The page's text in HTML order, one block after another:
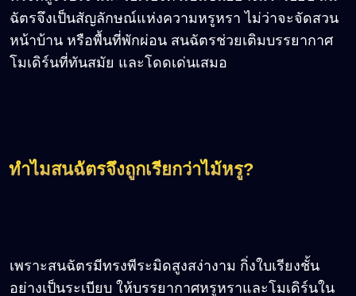
ฉัตรจึงเป็นสัญลักษณ์แห่งความหรูหรา ไม่ว่าจะจัดสวน
หน้าบ้าน หรือพื้นที่พักผ่อน สนฉัตรช่วยเติมบรรยากาศ
โมเดิร์นที่ทันสมัย และโดดเด่นเสมอ
ทำไมสนฉัตรจึงถูกเรียกว่าไม้หรู?
เพราะสนฉัตรมีทรงพีระมิดสูงสง่างาม กิ่งใบเรียงชั้น
อย่างเป็นระเบียบ ให้บรรยากาศหรูหราและโมเดิร์นใน